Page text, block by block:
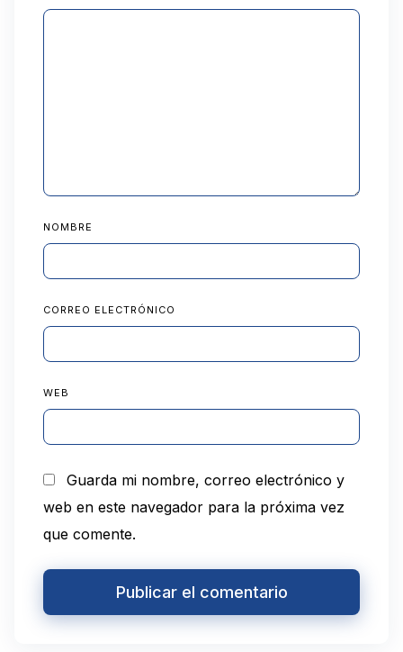
NOMBRE
CORREO ELECTRÓNICO
WEB
Guarda mi nombre, correo electrónico y
web en este navegador para la próxima vez
que comente.